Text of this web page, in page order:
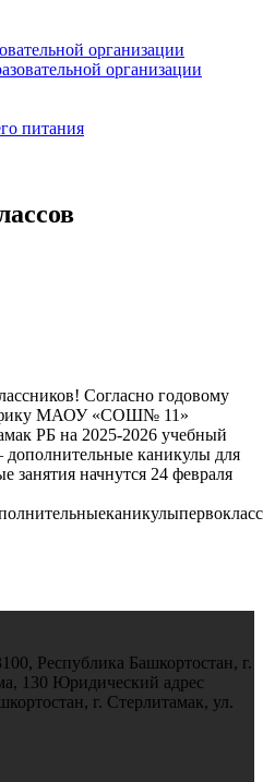
Согласно годовому
МАОУ «СОШ№ 11»
РБ на 2025-2026 учебный
дополнительные каникулы для
занятия начнутся 24 февраля
Республика Башкортостан, г.
130 Юридический адрес
г. Стерлитамак, ул.